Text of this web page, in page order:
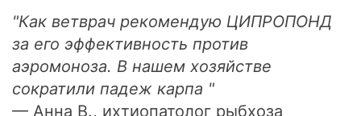
"Как ветврач рекомендую ЦИПРОПОНД
за его эффективность против
аэромоноза. В нашем хозяйстве
сократили падеж карпа "
— Анна В., ихтиопатолог рыбхоза